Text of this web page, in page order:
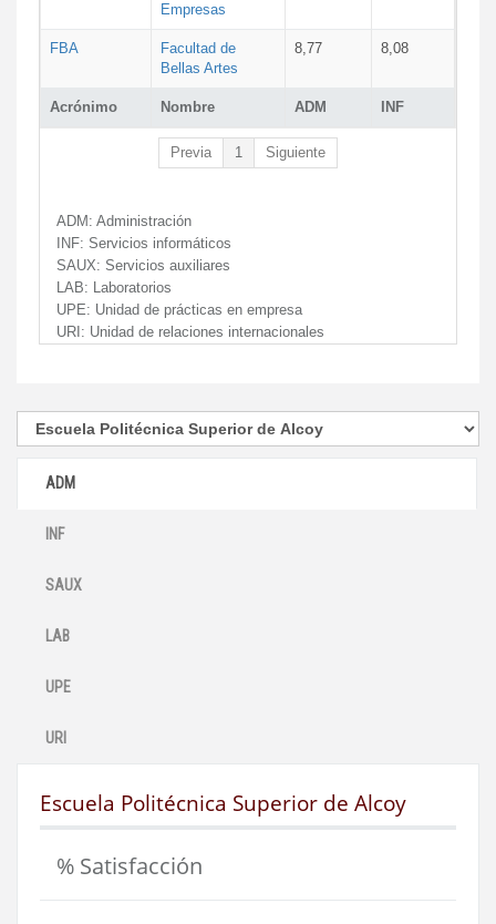
Acrónimo Nombre ADM INF
Empresas
FBA
Facultad de
Bellas Artes
8,77 8,08
Previa 1 Siguiente
ADM: Administración
INF: Servicios informáticos
SAUX: Servicios auxiliares
LAB: Laboratorios
UPE: Unidad de prácticas en empresa
URI: Unidad de relaciones internacionales
ADM
INF
SAUX
LAB
UPE
URI
Escuela Politécnica Superior de Alcoy
% Satisfacción